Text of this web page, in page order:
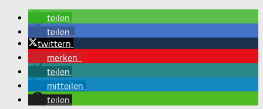
teilen
teilen
twittern
merken
teilen
mitteilen
teilen